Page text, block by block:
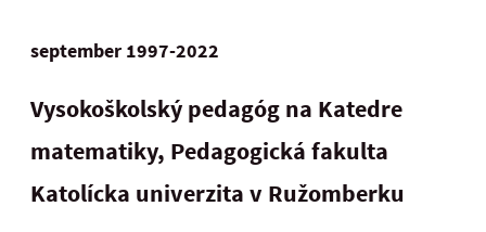
september 1997-2022
Vysokoškolský pedagóg na Katedre
matematiky, Pedagogická fakulta
Katolícka univerzita v Ružomberku